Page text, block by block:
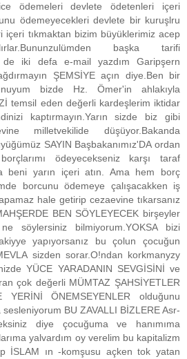
ödemeleri devlete ödetenleri içeri
ödemeyecekleri devlete bir kuruşlru
içeri tıkmaktan bizim büyüklerimiz acep
başka tarifi
de iki defa e-mail yazdım Garipşern
ŞEMSİYE açın diye.Ben bir
bizde Hz. Ömer'in ahlakıyla
temsil eden değerli kardeşlerim iktidar
kaptırmayın.Yarın sizde biz gibi
milletvekilide düşüyor.Bakanda
SAYIN Başbakanımız'DA ordan
ödeyecekseniz karşı taraf
beni yarın içeri atın. Ama hem borç
borcunu ödemeye çalışacakken iş
hale getirip cezaevine tıkarsanız
BEN SÖYLEYECEK birşeyler
söylersiniz bilmiyorum.YOKSA bizi
yapıyorsanız bu çolun çocuğun
sizden sorar.O!ndan korkmanyzy
YÜCE YARADANIN SEVGİSİNİ ve
çok değerli MÜMTAZ ŞAHSİYETLER
YERİNİ ÖNEMSEYENLER olduğunu
BU ZAVALLI BİZLERE Asr-
diye çocuğuma ve hanımıma
yalvardım oy verelim bu kapitalizm
İSLAM ın -komşusu açken tok yatan